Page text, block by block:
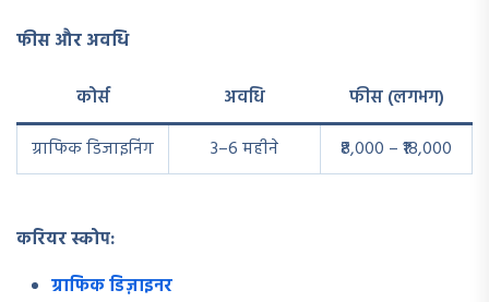
फीस और अवधि
कोर्स
अवधि
फीस (लगभग)
ग्राफिक डिजाइनिंग
3–6 महीने ₹8,000 – ₹18,000
करियर स्कोप:
ग्राफिक डिज़ाइनर